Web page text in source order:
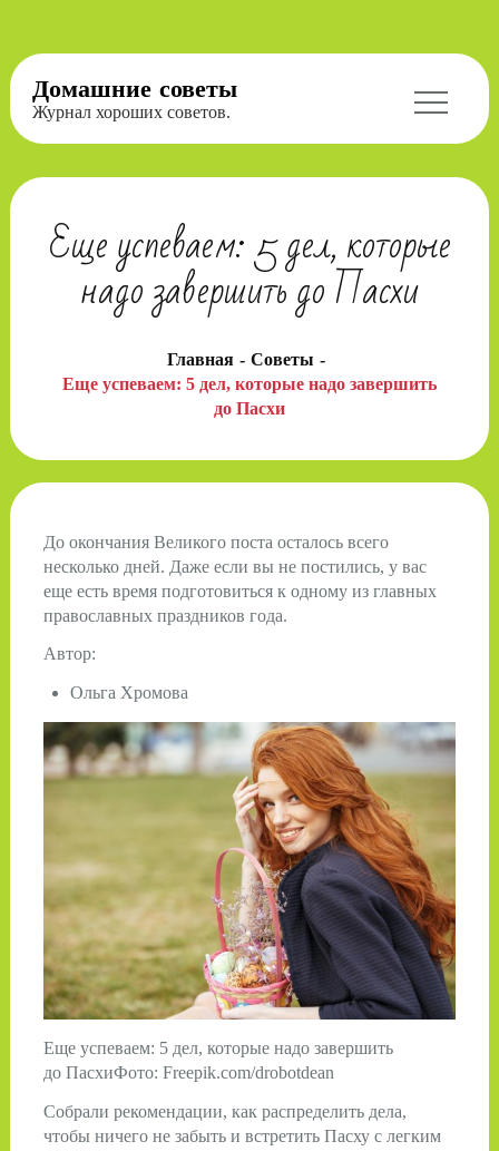
Перейти
содержимому
Домашние советы
Журнал хороших советов.
Еще успеваем: 5 дел, которые
надо завершить до Пасхи
Главная
Советы
Еще успеваем: 5 дел, которые надо завершить
до Пасхи
До окончания Великого поста осталось всего
несколько дней. Даже если вы не постились, у вас
еще есть время подготовиться к одному из главных
православных праздников года.
Автор:
Ольга Хромова
Еще успеваем: 5 дел, которые надо завершить
до ПасхиФото: Freepik.com/drobotdean
Собрали рекомендации, как распределить дела,
чтобы ничего не забыть и встретить Пасху с легким